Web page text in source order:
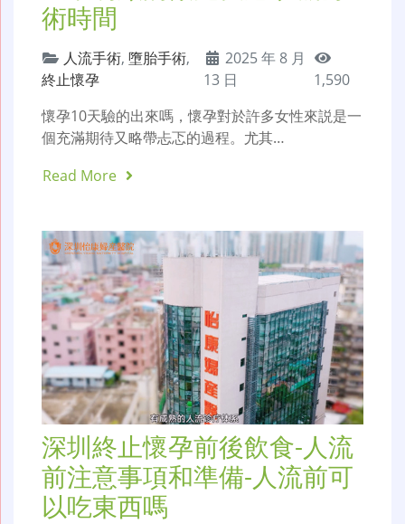
術時間
人流手術, 墮胎手術,
終止懷孕
2025 年 8 月
13 日
1,590
懷孕10天驗的出來嗎，懷孕對於許多女性來説是一
個充滿期待又略帶忐忑的過程。尤其…
Read More
深圳終止懷孕前後飲食-人流
前注意事項和準備-人流前可
以吃東西嗎